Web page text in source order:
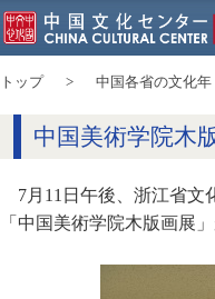
トップ 中国各省の文化年
中国美術学院木
7月11日午後、浙江省
「中国美術学院木版画展